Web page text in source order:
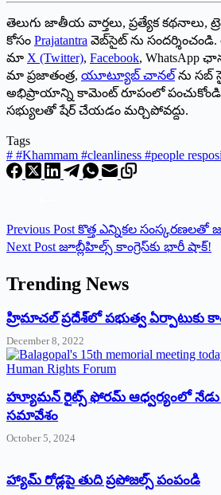
తెలుగు జాతీయ వార్తలు, ప్రత్యేక కథనాలు,
కోసం Prajatantra వెబ్‌సైట్ ను
మా X (Twitter), Facebook, WhatsApp
మా ప్రజాతంత్ర, యూట్యూబ్ చానల్ ను సబ్
అభిప్రాయాన్ని కామెంట్ రూపంలో పంచుకోండి.
సభ్యులతో షేర్ చేయడం మర్చిపోవద్దు.
Tags
# #Khammam #cleanliness #people
Previous Post కొత్త ఎన్నికల సంస్కరణలతో
Next Post జూబ్లీహిల్స్‌ కాంగ్రెస్‌కు భారీ షాక్‌!
Trending News
‌హ్రిమాచల్‌ ‌ప్రదేశ్‌లో పభుత్వ ఏర్పాటుకు
December 8, 2022
హ్యూమన్‌ రైట్స్‌ ఫోరమ్‌ ఆధ్వర్యంలో
సమావేశం
October 5, 2024
హ్యామ్‌ రోడ్లపై తుది ప్రపోజల్స్‌ పంపండి